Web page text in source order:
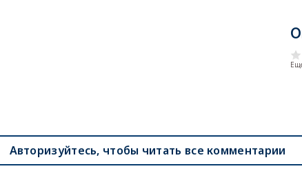
Авторизуйтесь, чтобы читать все комментарии